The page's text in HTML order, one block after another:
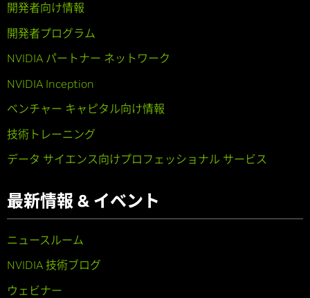
開発者向け情報
開発者プログラム
NVIDIA パートナー ネットワーク
NVIDIA Inception
ベンチャー キャピタル向け情報
技術トレーニング
データ サイエンス向けプロフェッショナル サービス
最新情報 & イベント
ニュースルーム
NVIDIA 技術ブログ
ウェビナー